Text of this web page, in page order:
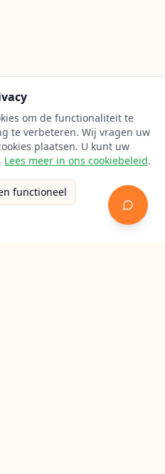
om de functionaliteit te
te verbeteren. Wij vragen uw
plaatsen. U kunt uw
Lees meer in ons cookiebeleid.
functioneel